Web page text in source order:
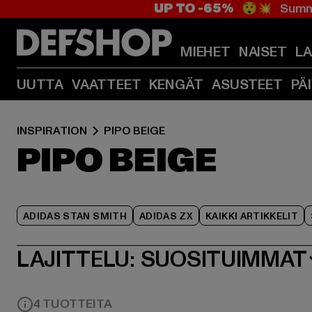
UP TO -65% 😲💥
MIEHET NAISET
UUTTA VAATTEET KENGÄT ASUSTEET
INSPIRATION PIPO BEIGE
PIPO BEIGE
ADIDAS STAN SMITH ADIDAS ZX KAIKKI ARTIKKELIT
LAJITTELU: SUOSITUIMMAT
4 TUOTTEITA